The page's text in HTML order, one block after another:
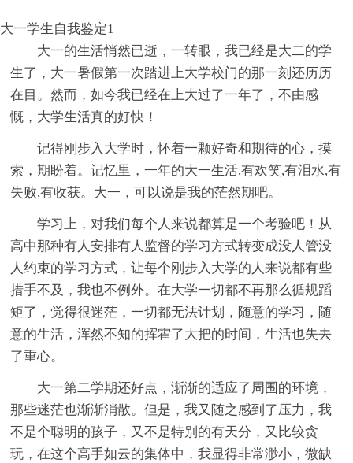
大一学生自我鉴定1
大一的生活悄然已逝，一转眼，我已经是大二的学
生了，大一暑假第一次踏进上大学校门的那一刻还历历
在目。然而，如今我已经在上大过了一年了，不由感
慨，大学生活真的好快！
记得刚步入大学时，怀着一颗好奇和期待的心，摸
索，期盼着。记忆里，一年的大一生活,有欢笑,有泪水,有
失败,有收获。大一，可以说是我的茫然期吧。
学习上，对我们每个人来说都算是一个考验吧！从
高中那种有人安排有人监督的学习方式转变成没人管没
人约束的学习方式，让每个刚步入大学的人来说都有些
措手不及，我也不例外。在大学一切都不再那么循规蹈
矩了，觉得很迷茫，一切都无法计划，随意的学习，随
意的生活，浑然不知的挥霍了大把的时间，生活也失去
了重心。
大一第二学期还好点，渐渐的适应了周围的环境，
那些迷茫也渐渐消散。但是，我又随之感到了压力，我
不是个聪明的孩子，又不是特别的有天分，又比较贪
玩，在这个高手如云的集体中，我显得非常渺小，微缺